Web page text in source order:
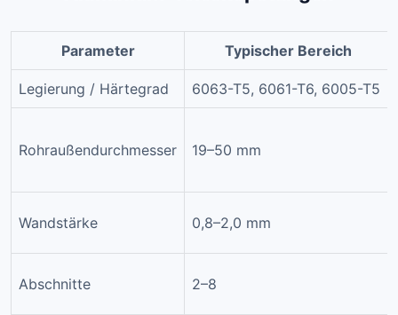
Parameter Typischer Bereich
Legierung / Härtegrad 6063-T5, 6061-T6, 6005-T5
Rohraußendurchmesser 19–50 mm
Wandstärke 0,8–2,0 mm
Abschnitte 2–8